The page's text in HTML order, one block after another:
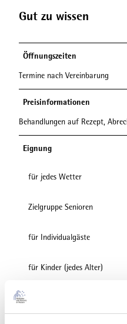
Gut zu wissen
Öffnungszeiten
Termine nach Vereinbarung
Preisinformationen
Behandlungen auf Rezept,
Eignung
für jedes Wetter
Zielgruppe Senioren
für Individualgäste
für Kinder (jedes Alter)
Fremdsprachen
Deutsch